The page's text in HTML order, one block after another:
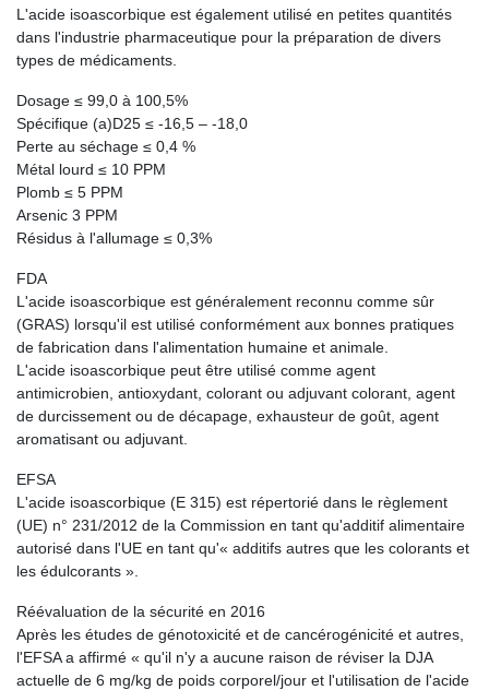
L'acide isoascorbique est également utilisé en petites quantités
dans l'industrie pharmaceutique pour la préparation de divers
types de médicaments.
Dosage ≤ 99,0 à 100,5%
Spécifique (a)D25 ≤ -16,5 – -18,0
Perte au séchage ≤ 0,4 %
Métal lourd ≤ 10 PPM
Plomb ≤ 5 PPM
Arsenic 3 PPM
Résidus à l'allumage ≤ 0,3%
FDA
L'acide isoascorbique est généralement reconnu comme sûr
(GRAS) lorsqu'il est utilisé conformément aux bonnes pratiques
de fabrication dans l'alimentation humaine et animale.
L'acide isoascorbique peut être utilisé comme agent
antimicrobien, antioxydant, colorant ou adjuvant colorant, agent
de durcissement ou de décapage, exhausteur de goût, agent
aromatisant ou adjuvant.
EFSA
L'acide isoascorbique (E 315) est répertorié dans le règlement
(UE) n° 231/2012 de la Commission en tant qu'additif alimentaire
autorisé dans l'UE en tant qu'« additifs autres que les colorants et
les édulcorants ».
Réévaluation de la sécurité en 2016
Après les études de génotoxicité et de cancérogénicité et autres,
l'EFSA a affirmé « qu'il n'y a aucune raison de réviser la DJA
actuelle de 6 mg/kg de poids corporel/jour et l'utilisation de l'acide